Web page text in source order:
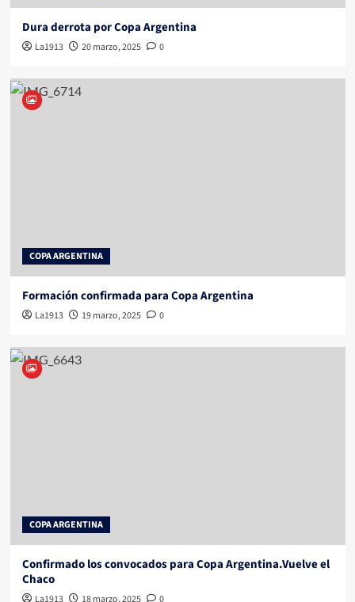
Dura derrota por Copa Argentina
La1913 20 marzo, 2025 0
COPA ARGENTINA
Formación confirmada para Copa Argentina
La1913 19 marzo, 2025 0
COPA ARGENTINA
Confirmado los convocados para Copa Argentina.Vuelve el
Chaco